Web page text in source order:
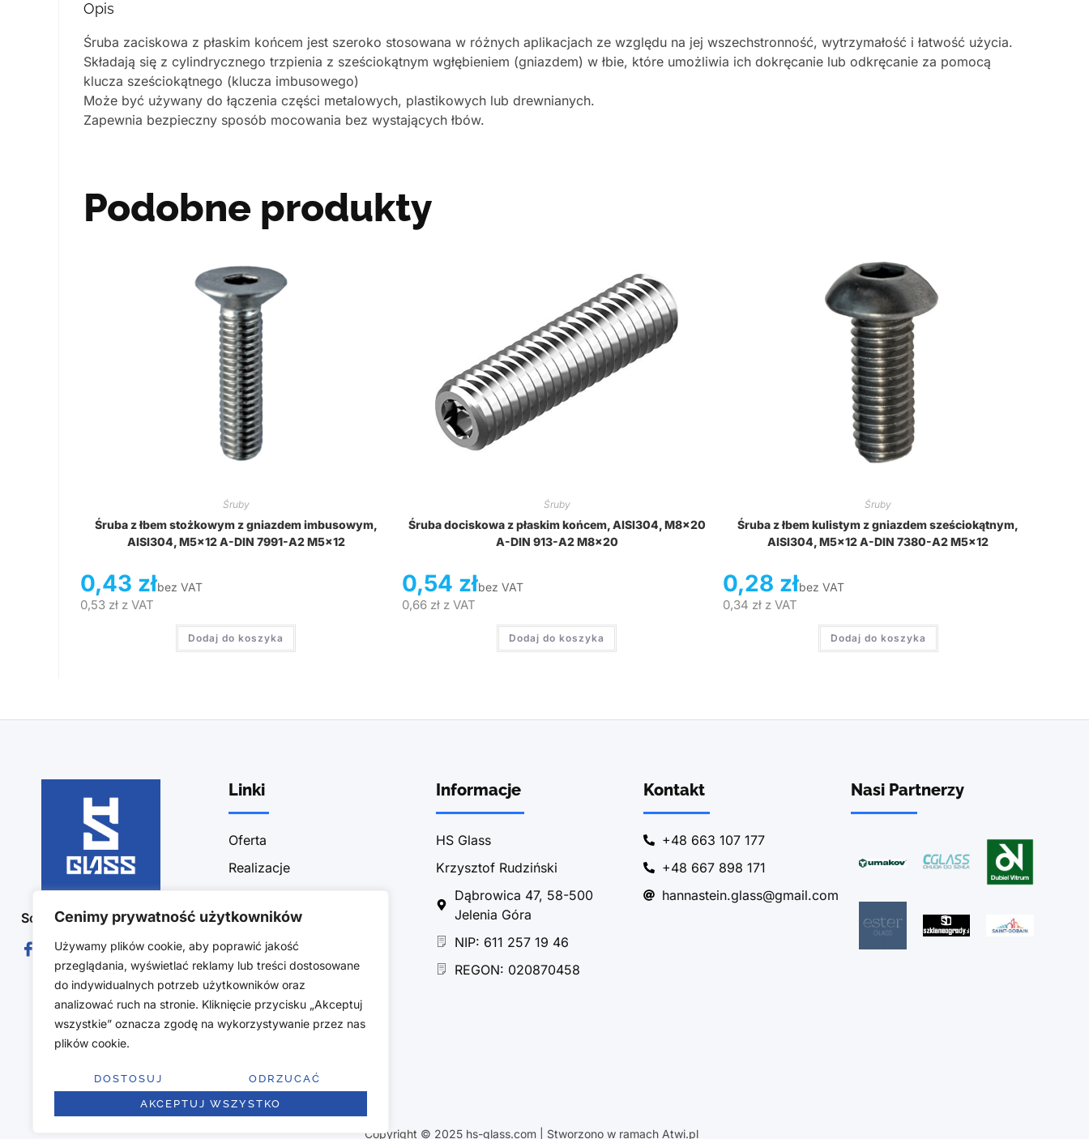
Cenimy prywatność użytkowników
Używamy plików cookie, aby poprawić jakość
przeglądania, wyświetlać reklamy lub treści dostosowane
do indywidualnych potrzeb użytkowników oraz
analizować ruch na stronie. Kliknięcie przycisku „Akceptuj
wszystkie” oznacza zgodę na wykorzystywanie przez nas
plików cookie.
DOSTOSUJ ODRZUCAĆ
AKCEPTUJ WSZYSTKO
Opis
Śruba zaciskowa z płaskim końcem jest szeroko stosowana w różnych aplikacjach ze względu na jej wszechstronność, wytrzymałość i łatwość użycia.
Składają się z cylindrycznego trzpienia z sześciokątnym wgłębieniem (gniazdem) w łbie, które umożliwia ich dokręcanie lub odkręcanie za pomocą
klucza sześciokątnego (klucza imbusowego)
Może być używany do łączenia części metalowych, plastikowych lub drewnianych.
Zapewnia bezpieczny sposób mocowania bez wystających łbów.
Podobne produkty
Śruby
Śruba z łbem stożkowym z gniazdem imbusowym,
AISI304, M5x12 A-DIN 7991-A2 M5x12
0,43 złbez VAT
0,53 zł z VAT
Dodaj do koszyka
Śruby
Śruba dociskowa z płaskim końcem, AISI304, M8x20
A-DIN 913-A2 M8x20
0,54 złbez VAT
0,66 złz VAT
Dodaj do koszyka
Śruby
Śruba z łbem kulistym z gniazdem sześciokątnym,
AISI304, M5x12 A-DIN 7380-A2 M5x12
0,28 złbez VAT
0,34 złz VAT
Dodaj do koszyka
Social Media :
Linki
Oferta
Realizacje
Blog
Kontakt
Polityka prywatności
Obszar działalności
Regulamin sklepu
Informacje
HS Glass
Krzysztof Rudziński
Dąbrowica 47, 58-500
Jelenia Góra
NIP: 611 257 19 46
REGON: 020870458
Kontakt
+48 663 107 177
+48 667 898 171
hannastein.glass@gmail.com
Nasi Partnerzy
Copyright © 2025 hs-glass.com | Stworzono w ramach Atwi.pl